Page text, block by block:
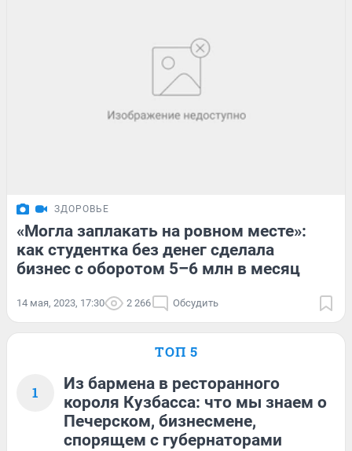
ЗДОРОВЬЕ
«Могла заплакать на ровном месте»:
как студентка без денег сделала
бизнес с оборотом 5–6 млн в месяц
14 мая, 2023, 17:30 2 266 Обсудить
ТОП 5
1
Из бармена в ресторанного
короля Кузбасса: что мы знаем о
Печерском, бизнесмене,
спорящем с губернаторами